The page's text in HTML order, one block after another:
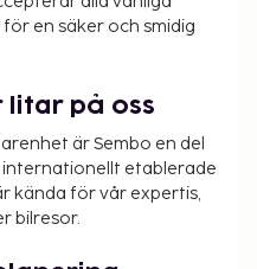
en säker och smidig
litar på oss
är Sembo en del
internationellt etablerade
kända för vår expertis,
bilresor.